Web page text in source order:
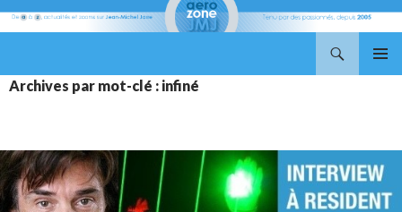
AU
Archives par mot-clé : infiné